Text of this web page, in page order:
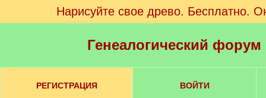
Нарисуйте свое древо. Бесплатно.
Генеалогический
РЕГИСТРАЦИЯ ВОЙТИ